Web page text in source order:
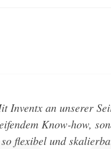
Inventx an unserer
Know-how,
so flexibel und